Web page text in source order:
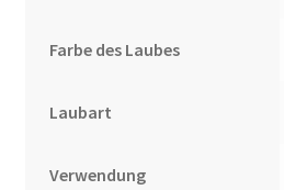
Farbe des Laubes
Laubart
Verwendung